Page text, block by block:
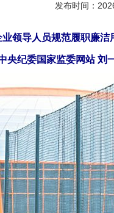
发布时间：
领导人员规范履职廉
央纪委国家监委网站 刘